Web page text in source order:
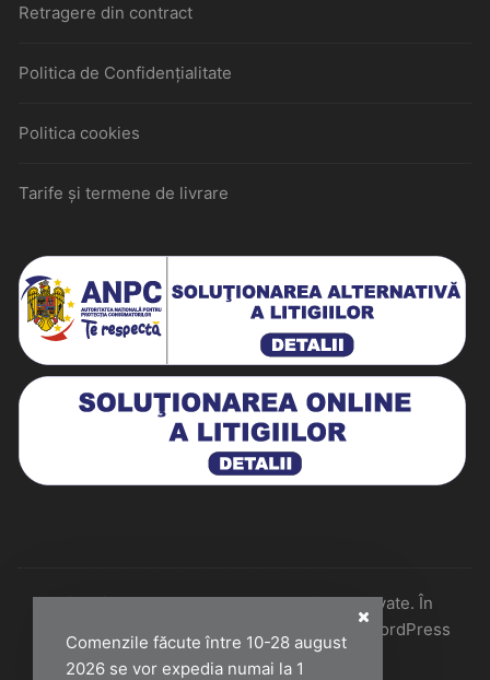
Comenzile făcute între 10-28 august
2026 se vor expedia numai la 1
Retragere din contract
Politica de Confidențialitate
Politica cookies
Tarife și termene de livrare
Historiarum 2026 - Toate drepturile rezervate. În
colaborare cu Perfect Pixel & Mentenanță WordPress